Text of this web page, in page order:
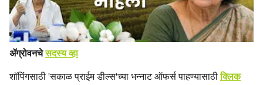
ॲग्रोवनचेसदस्य व्हा
शॉपिंगसाठी 'सकाळ प्राईम डील्स'च्या भन्नाट ऑफर्स पाहण्यासाठीक्लिक